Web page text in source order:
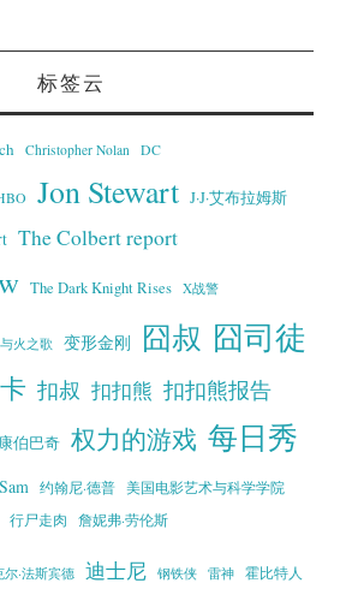
标签云
Christopher Nolan DC
Jon Stewart J·J·艾布拉姆斯
The Colbert report
The Dark Knight Rises X战警
火之歌 变形金刚 囧叔 囧司徒
扣叔 扣扣熊 扣扣熊报告
伯巴奇 权力的游戏 每日秀
约翰尼·德普
美国电影艺术与科学学院
行尸走肉 詹妮弗·劳伦斯
尔·法斯宾德 迪士尼 钢铁侠 雷神 霍比特人